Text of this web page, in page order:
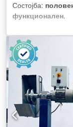
Состојба:
функционален,